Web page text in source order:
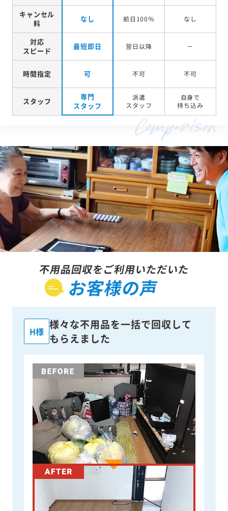
キャンセル
料
なし 前日100％ なし
対応
スピード
最短即日 翌日以降 －
時間指定 可 不可 不可
スタッフ
専門
スタッフ
派遣
スタッフ
自身で
持ち込み
不用品回収をご利用いただいた
お客様の声
H様
様々な不用品を一括で回収して
もらえました